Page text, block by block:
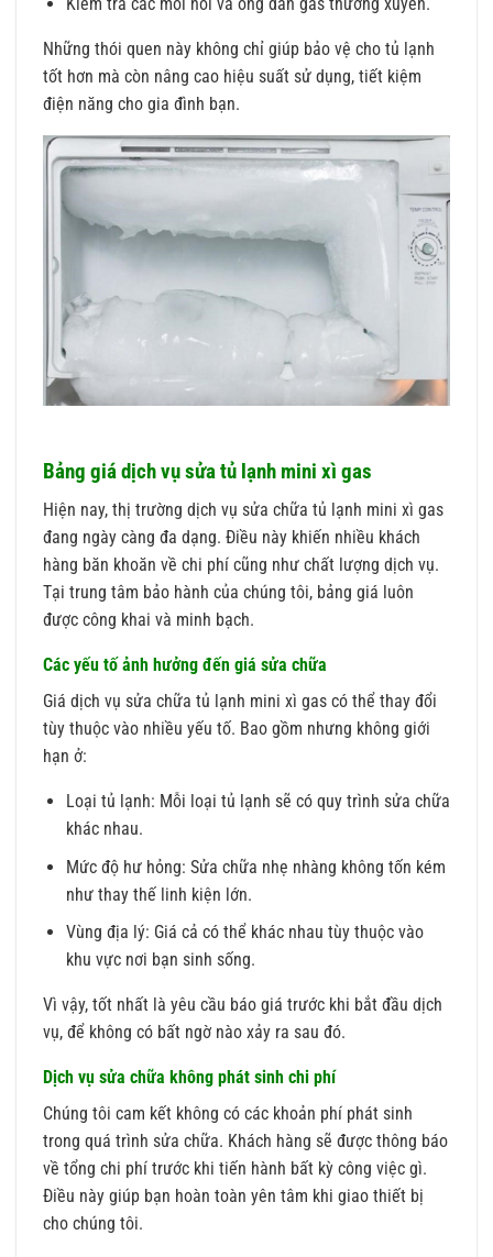
Những thói quen này không chỉ giúp bảo vệ cho tủ lạnh
tốt hơn mà còn nâng cao hiệu suất sử dụng, tiết kiệm
điện năng cho gia đình bạn.
Bảng giá dịch vụ sửa tủ lạnh mini xì gas
Hiện nay, thị trường dịch vụ sửa chữa tủ lạnh mini xì gas
đang ngày càng đa dạng. Điều này khiến nhiều khách
hàng băn khoăn về chi phí cũng như chất lượng dịch vụ.
Tại trung tâm bảo hành của chúng tôi, bảng giá luôn
được công khai và minh bạch.
Các yếu tố ảnh hưởng đến giá sửa chữa
Giá dịch vụ sửa chữa tủ lạnh mini xì gas có thể thay đổi
tùy thuộc vào nhiều yếu tố. Bao gồm nhưng không giới
hạn ở:
Loại tủ lạnh: Mỗi loại tủ lạnh sẽ có quy trình sửa chữa
khác nhau.
Mức độ hư hỏng: Sửa chữa nhẹ nhàng không tốn kém
như thay thế linh kiện lớn.
Vùng địa lý: Giá cả có thể khác nhau tùy thuộc vào
khu vực nơi bạn sinh sống.
Vì vậy, tốt nhất là yêu cầu báo giá trước khi bắt đầu dịch
vụ, để không có bất ngờ nào xảy ra sau đó.
Dịch vụ sửa chữa không phát sinh chi phí
Chúng tôi cam kết không có các khoản phí phát sinh
trong quá trình sửa chữa. Khách hàng sẽ được thông báo
về tổng chi phí trước khi tiến hành bất kỳ công việc gì.
Điều này giúp bạn hoàn toàn yên tâm khi giao thiết bị
cho chúng tôi.